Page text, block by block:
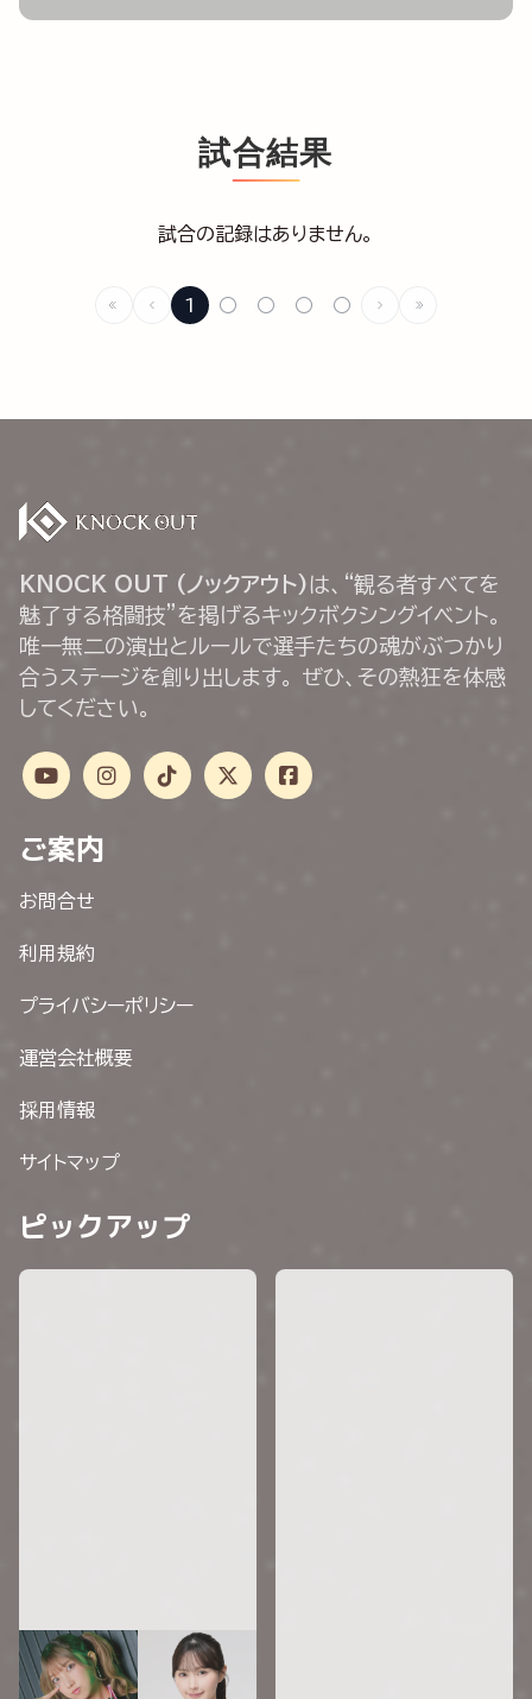
試合結果
試合の記録はありません。
1 ○ ○ ○ ○
KNOCK OUT (ノックアウト) は、“観る者すべてを
魅了する格闘技”を掲げるキックボクシングイベント。
唯一無二の演出とルールで選手たちの魂がぶつかり
合うステージを創り出します。 ぜひ、その熱狂を体感
してください。
ご案内
お問合せ
利用規約
プライバシーポリシー
運営会社概要
採用情報
サイトマップ
ピックアップ